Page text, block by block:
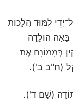
לִמּוּד הֲלָכוֹת
בָּאָה הוֹלָדָה
בְּמָמוֹנָם אֶת
(ח"ב ב').
(שָׁם ד').